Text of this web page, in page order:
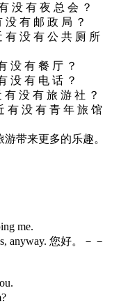
没 有 夜 总 会 ？
没 有 邮 政 局 ？
有 没 有 公 共 厕 所
没 有 餐 厅 ？
没 有 电 话 ？
有 没 有 旅 游 社 ？
有 没 有 青 年 旅 馆
带来更多的乐趣。
me.
您好。－－